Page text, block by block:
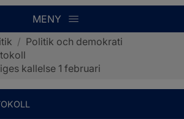
MENY
/ Politik och demokrati
kallelse 1 februari